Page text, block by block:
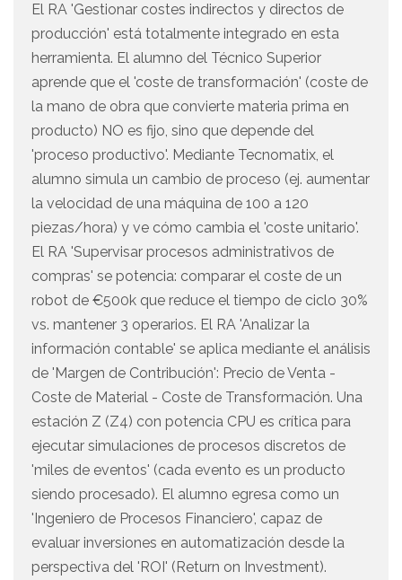
El RA 'Gestionar costes indirectos y directos de
producción' está totalmente integrado en esta
herramienta. El alumno del Técnico Superior
aprende que el 'coste de transformación' (coste de
la mano de obra que convierte materia prima en
producto) NO es fijo, sino que depende del
'proceso productivo'. Mediante Tecnomatix, el
alumno simula un cambio de proceso (ej. aumentar
la velocidad de una máquina de 100 a 120
piezas/hora) y ve cómo cambia el 'coste unitario'.
El RA 'Supervisar procesos administrativos de
compras' se potencia: comparar el coste de un
robot de €500k que reduce el tiempo de ciclo 30%
vs. mantener 3 operarios. El RA 'Analizar la
información contable' se aplica mediante el análisis
de 'Margen de Contribución': Precio de Venta -
Coste de Material - Coste de Transformación. Una
estación Z (Z4) con potencia CPU es crítica para
ejecutar simulaciones de procesos discretos de
'miles de eventos' (cada evento es un producto
siendo procesado). El alumno egresa como un
'Ingeniero de Procesos Financiero', capaz de
evaluar inversiones en automatización desde la
perspectiva del 'ROI' (Return on Investment).